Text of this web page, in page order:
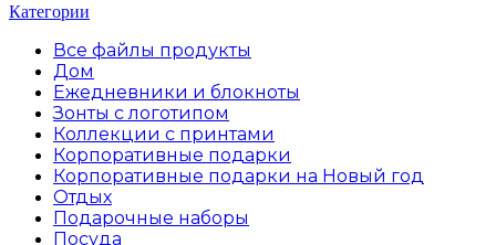
Категории
Все файлы продукты
Дом
Ежедневники и блокноты
Зонты с логотипом
Коллекции с принтами
Корпоративные подарки
Корпоративные подарки на Новый год
Отдых
Подарочные наборы
Посуда